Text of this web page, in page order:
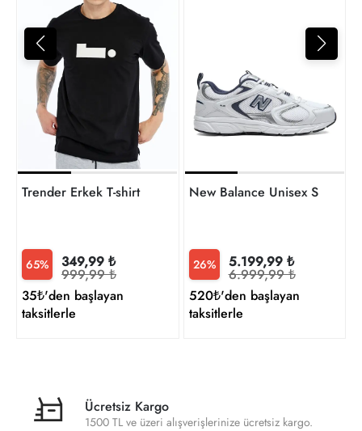
Trender Erkek T-shirt
65% 349,99 ₺
999,99 ₺
35₺'den başlayan
taksitlerle
New Balance Unisex Sneaker
26% 5.199,99 ₺
6.999,99 ₺
520₺'den başlayan
taksitlerle
Ücretsiz Kargo
1500 TL ve üzeri alışverişlerinize ücretsiz kargo.